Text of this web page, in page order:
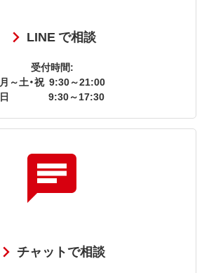
LINE で相談
受付時間:
月～土・祝 9:30～21:00
日
9:30～17:30
チャットで相談